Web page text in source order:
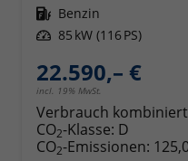
Kraftstoff Benzin
Leistung 85 kW (116 PS)
22.590,– €
incl. 19% MwSt.
Verbrauch
CO2-Klasse: D
CO2-Emissionen: